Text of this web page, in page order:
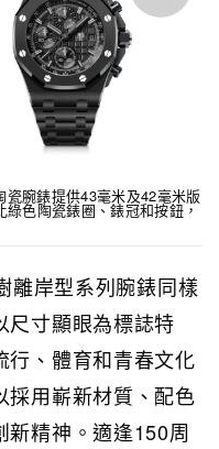
腕錶提供43毫米及42毫米版
綠色陶瓷錶圈、錶冠和按鈕，
離岸型系列腕錶同樣
尺寸顯眼為標誌特
行、體育和青春文化
採用嶄新材質、配色
新精神。適逢150周